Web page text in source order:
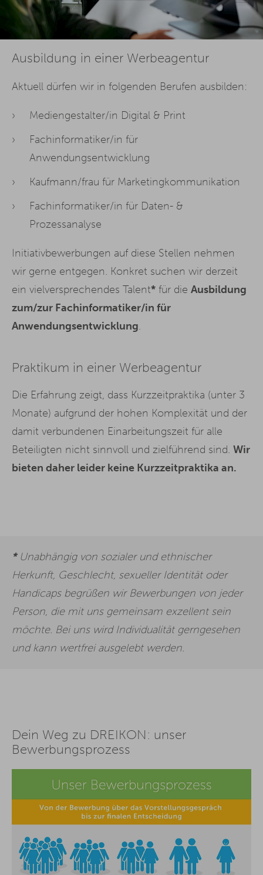
Ausbildung in einer Werbeagentur
Aktuell dürfen wir in folgenden Berufen ausbilden:
Mediengestalter/in Digital & Print
Fachinformatiker/in für
Anwendungsentwicklung
Kaufmann/frau für Marketingkommunikation
Fachinformatiker/in für Daten- &
Prozessanalyse
Initiativbewerbungen auf diese Stellen nehmen
wir gerne entgegen. Konkret suchen wir derzeit
ein vielversprechendes Talent* für die Ausbildung
zum/zur Fachinformatiker/in für
Anwendungsentwicklung.
Praktikum in einer Werbeagentur
Die Erfahrung zeigt, dass Kurzzeitpraktika (unter 3
Monate) aufgrund der hohen Komplexität und der
damit verbundenen Einarbeitungszeit für alle
Beteiligten nicht sinnvoll und zielführend sind. Wir
bieten daher leider keine Kurzzeitpraktika an.
*Unabhängig von sozialer und ethnischer
Herkunft, Geschlecht, sexueller Identität oder
Handicaps begrüßen wir Bewerbungen von jeder
Person, die mit uns gemeinsam exzellent sein
möchte. Bei uns wird Individualität gerngesehen
und kann wertfrei ausgelebt werden.
Dein Weg zu DREIKON: unser
Bewerbungsprozess